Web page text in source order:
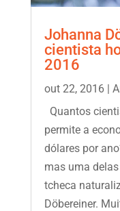
Johanna
cientista
2016
out 22, 2016|
Quantos
permite a
dólares por
mas uma
tcheca
Döbereiner.